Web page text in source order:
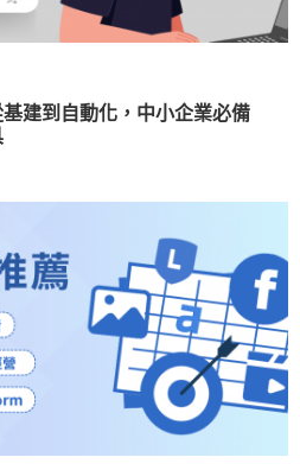
基建到自動化，中小企業必備